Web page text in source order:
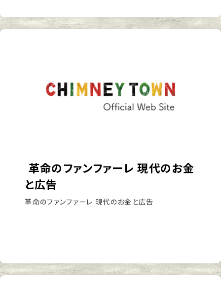
革命のファンファーレ 現代のお金
と広告
革命のファンファーレ 現代のお金と広告